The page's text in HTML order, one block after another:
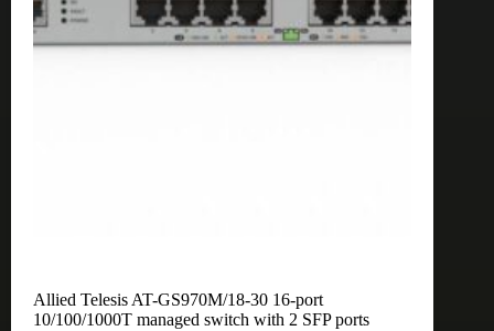
Allied Telesis AT-GS970M/18-30 16-port
10/100/1000T managed switch with 2 SFP ports